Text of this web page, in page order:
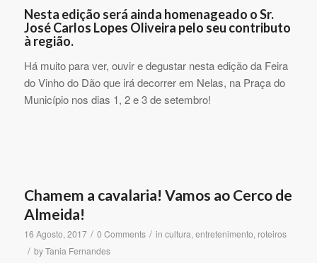
Nesta edição será ainda homenageado o Sr.
José Carlos Lopes Oliveira pelo seu contributo
à região.
Há muito para ver, ouvir e degustar nesta edição da Feira
do Vinho do Dão que irá decorrer em Nelas, na Praça do
Município nos dias 1, 2 e 3 de setembro!
Chamem a cavalaria! Vamos ao Cerco de
Almeida!
16 Agosto, 2017 / 0 Comments / in cultura, entretenimento, roteiros
/ byTania Fernandes